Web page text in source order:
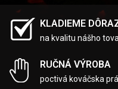
KLADIEME
na kvalitu nášho
RUČNÁ VÝROBA
poctivá kováčska